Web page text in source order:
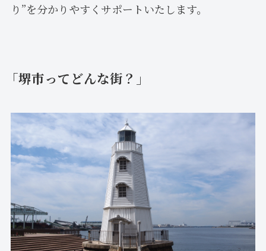
り”を分かりやすくサポートいたします。
「堺市ってどんな街？」